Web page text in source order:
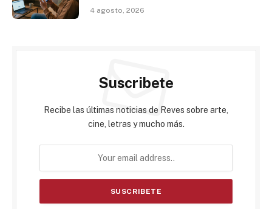
4 agosto, 2026
Suscribete
Recibe las últimas noticias de Reves sobre arte,
cine, letras y mucho más.